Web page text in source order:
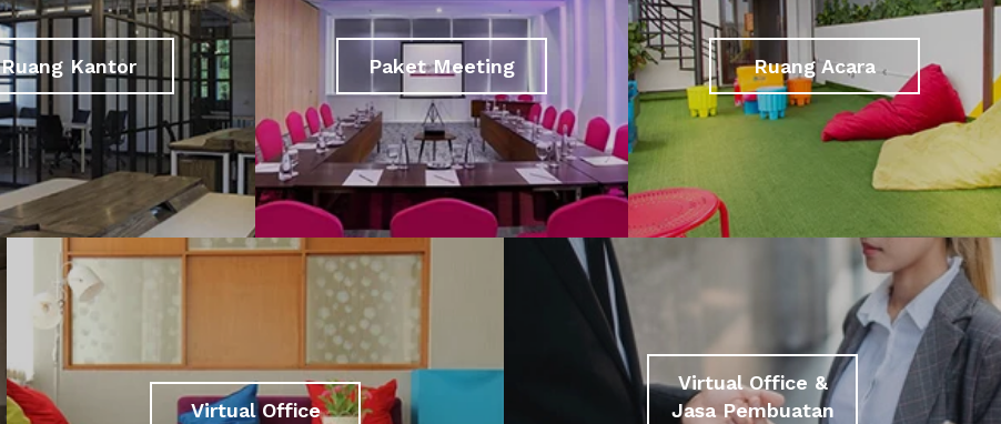
Ruang Kantor Paket Meeting Ruang Acara
Virtual Office
Virtual Office &
Jasa Pembuatan